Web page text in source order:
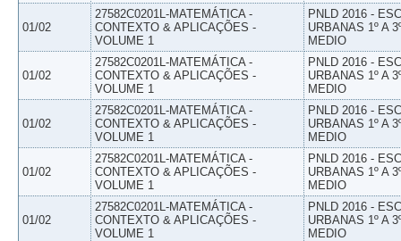
01/02
27582C0201L-MATEMÁTICA -
CONTEXTO & APLICAÇÕES -
VOLUME 1
PNLD 2016 -
URBANAS 1º A
MEDIO
01/02
27582C0201L-MATEMÁTICA -
CONTEXTO & APLICAÇÕES -
VOLUME 1
PNLD 2016 -
URBANAS 1º A
MEDIO
01/02
27582C0201L-MATEMÁTICA -
CONTEXTO & APLICAÇÕES -
VOLUME 1
PNLD 2016 -
URBANAS 1º A
MEDIO
01/02
27582C0201L-MATEMÁTICA -
CONTEXTO & APLICAÇÕES -
VOLUME 1
PNLD 2016 -
URBANAS 1º A
MEDIO
01/02
27582C0201L-MATEMÁTICA -
CONTEXTO & APLICAÇÕES -
VOLUME 1
PNLD 2016 -
URBANAS 1º A
MEDIO